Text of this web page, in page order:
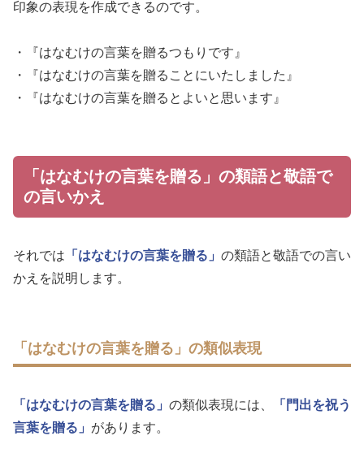
印象の表現を作成できるのです。
・『はなむけの言葉を贈るつもりです』
・『はなむけの言葉を贈ることにいたしました』
・『はなむけの言葉を贈るとよいと思います』
「はなむけの言葉を贈る」の類語と敬語で
の言いかえ
それでは 「はなむけの言葉を贈る」 の類語と敬語での言い
かえを説明します。
「はなむけの言葉を贈る」の類似表現
「はなむけの言葉を贈る」 の類似表現には、
「門出を祝う
言葉を贈る」 があります。